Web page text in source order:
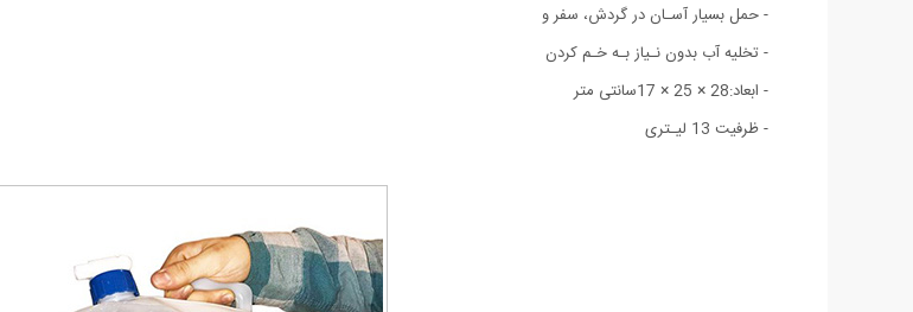
- حمل بسیار آسـان در گردش، سفر و
- تخلیه آب بدون نـیاز بـه خـم کردن
- ابعاد:28 × 25 × 17سانتی متر
- ظرفیت 13 لیـتری